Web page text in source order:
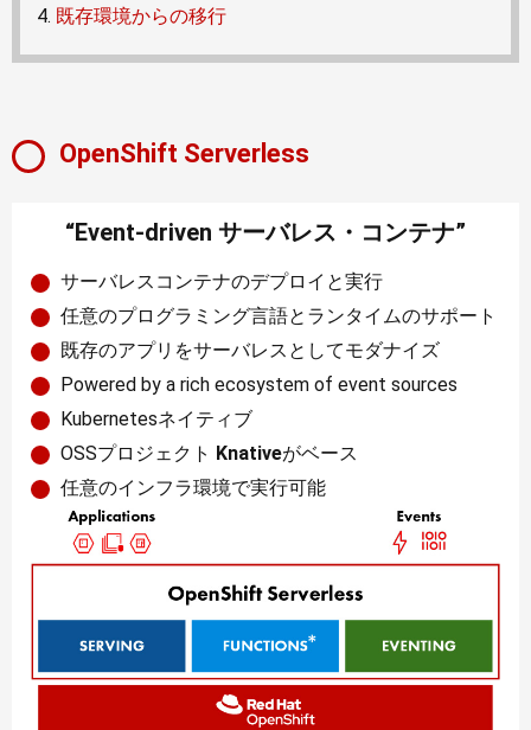
既存環境からの移行
OpenShift Serverless
“Event-driven サーバレス・コンテナ”
サーバレスコンテナのデプロイと実行
任意のプログラミング言語とランタイムのサポート
既存のアプリをサーバレスとしてモダナイズ
Powered by a rich ecosystem of event sources
Kubernetesネイティブ
OSSプロジェクト Knativeがベース
任意のインフラ環境で実行可能